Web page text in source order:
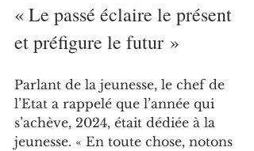
« Le passé éclaire le présent
et préfigure le futur »
Parlant de la jeunesse, le chef de
l’Etat a rappelé que l’année qui
s’achève, 2024, était dédiée à la
jeunesse. « En toute chose, notons